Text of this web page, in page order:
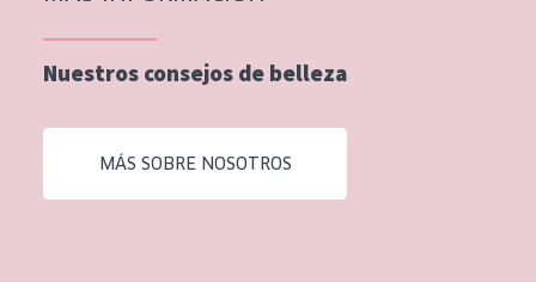
Edad: de 35 a 55
Piel madura
Nuestros consejos de belleza
MÁS SOBRE NOSOTROS